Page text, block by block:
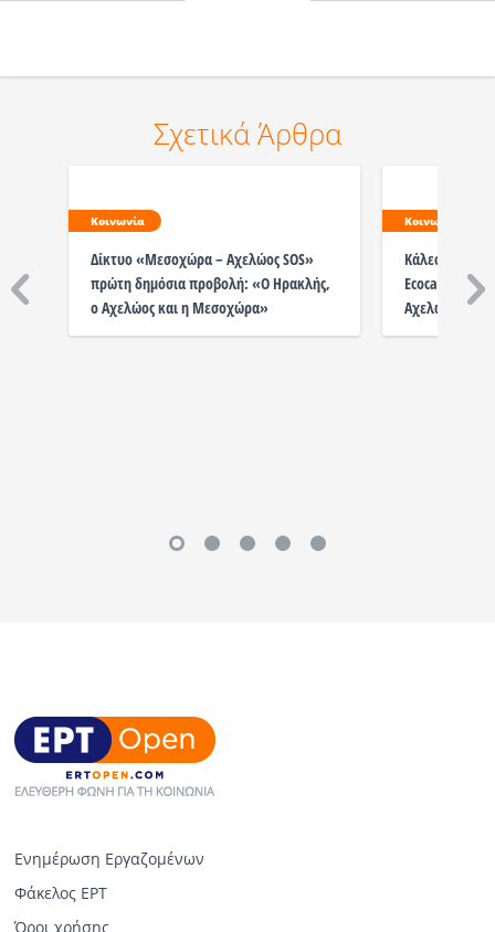
Σχετικά Άρθρα
Κοινωνία
Δίκτυο «Μεσοχώρα – Αχελώος SOS»
πρώτη δημόσια προβολή: «Ο Ηρακλής,
ο Αχελώος και η Μεσοχώρα»
Κοινωνία
Κάλεσμα του
Ecocamping
Αχελώου -
Ενημέρωση Εργαζομένων
Φάκελος ΕΡΤ
Όροι χρήσης